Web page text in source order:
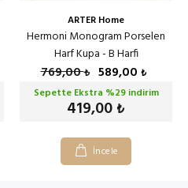
ARTER Home
Hermoni Monogram Porselen
Harf Kupa - B Harfi
769,00₺ 589,00 ₺
Sepette Ekstra %29indirim
419,00 ₺
İncele